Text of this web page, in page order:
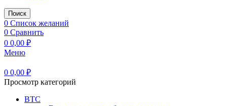
Поиск
0 Список желаний
0 Сравнить
0 0,00 ₽
Меню
0 0,00 ₽
Просмотр категорий
BTC